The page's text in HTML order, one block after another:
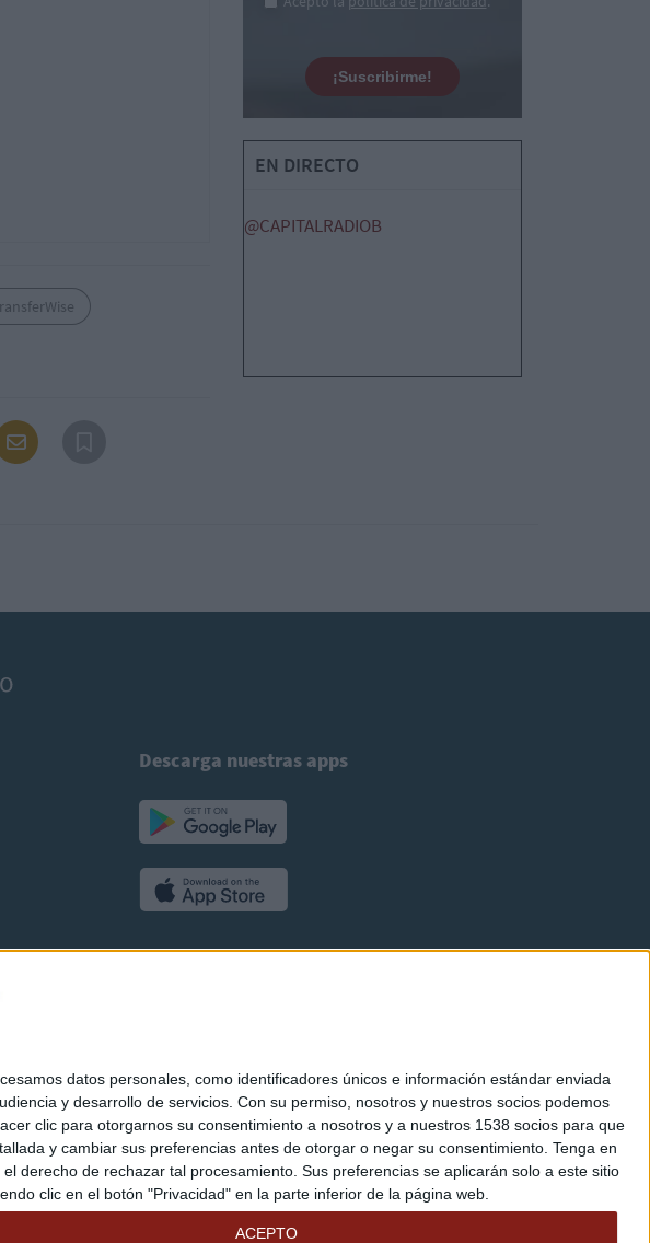
datos personales, como identificadores únicos e información estándar enviada
y desarrollo de servicios. Con su permiso, nosotros y nuestros socios podemos
clic para otorgarnos su consentimiento a nosotros y a nuestros 1538 socios para que
y cambiar sus preferencias antes de otorgar o negar su consentimiento. Tenga en
derecho de rechazar tal procesamiento. Sus preferencias se aplicarán solo a este sitio
clic en el botón "Privacidad" en la parte inferior de la página web.
ACEPTO
¡Suscribirme!
EN DIRECTO
@CAPITALRADIOB
Descarga nuestras apps